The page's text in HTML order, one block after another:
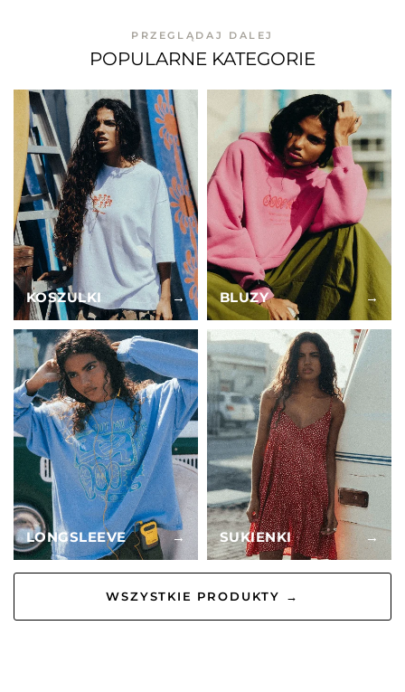
PRZEGLĄDAJ DALEJ
POPULARNE KATEGORIE
KOSZULKI → BLUZY →
LONGSLEEVE → SUKIENKI →
WSZYSTKIE PRODUKTY →